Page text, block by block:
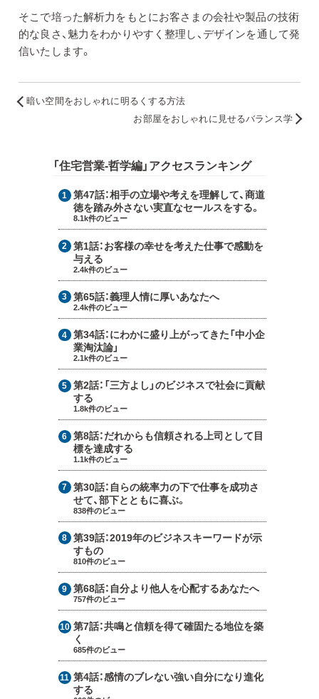
そこで培った解析力をもとにお客さまの会社や製品の技術
的な良さ、魅力をわかりやすく整理し、デザインを通して発
信いたします。
暗い空間をおしゃれに明るくする方法
お部屋をおしゃれに見せるバランス学
「住宅営業-哲学編」アクセスランキング
第47話：相手の立場や考えを理解して、商道
徳を踏み外さない実直なセールスをする。
8.1k件のビュー
第1話：お客様の幸せを考えた仕事で感動を
与える
2.4k件のビュー
第65話：義理人情に厚いあなたへ
2.4k件のビュー
第34話：にわかに盛り上がってきた「中小企
業淘汰論」
2.1k件のビュー
第2話： 「三方よし」のビジネスで社会に貢献
する
1.8k件のビュー
第8話：だれからも信頼される上司として目
標を達成する
1.1k件のビュー
第30話： 自らの統率力の下で仕事を成功さ
せて、部下とともに喜ぶ。
838件のビュー
第39話：2019年のビジネスキーワードが示
すもの
810件のビュー
第68話： 自分より他人を心配するあなたへ
757件のビュー
第7話：共鳴と信頼を得て確固たる地位を築
く
685件のビュー
第4話：感情のブレない強い自分になり進化
する